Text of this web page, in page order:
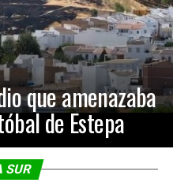
que amenazaba
de Estepa
SUR